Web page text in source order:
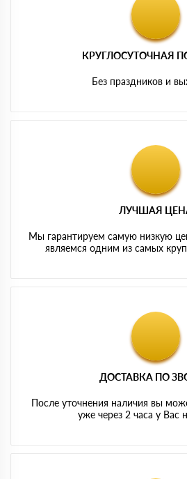
КРУГЛОСУТОЧНАЯ
Без праздников и
ЛУЧШАЯ
Мы гарантируем самую низкую
являемся одним из самых
ДОСТАВКА ПО
После уточнения наличия вы
уже через 2 часа у Вас